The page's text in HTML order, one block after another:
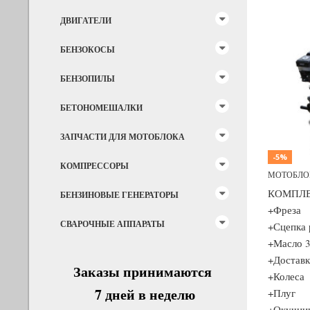
ДВИГАТЕЛИ
БЕНЗОКОСЫ
БЕНЗОПИЛЫ
БЕТОНОМЕШАЛКИ
ЗАПЧАСТИ ДЛЯ МОТОБЛОКА
КОМПРЕССОРЫ
БЕНЗИНОВЫЕ ГЕНЕРАТОРЫ
СВАРОЧНЫЕ АППАРАТЫ
Заказы принимаются
7 дней в неделю
Previous
-5%
МОТОБЛОК
+Фреза
+Сцепка
+Масло
+Колеса
+Плуг